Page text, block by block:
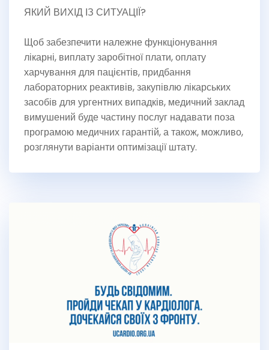
ЯКИЙ ВИХІД ІЗ СИТУАЦІЇ?
Щоб забезпечити належне функціонування
лікарні, виплату заробітної плати, оплату
харчування для пацієнтів, придбання
лабораторних реактивів, закупівлю лікарських
засобів для ургентних випадків, медичний заклад
вимушений буде частину послуг надавати поза
програмою медичних гарантій, а також, можливо,
розглянути варіанти оптимізації штату.